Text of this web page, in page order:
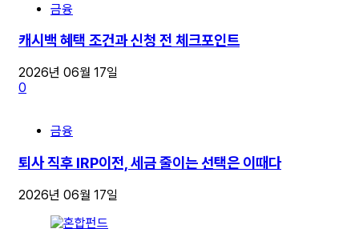
금융
캐시백 혜택 조건과 신청 전 체크포인트
2026년 06월 17일
0
금융
퇴사 직후 IRP이전, 세금 줄이는 선택은 이때다
2026년 06월 17일